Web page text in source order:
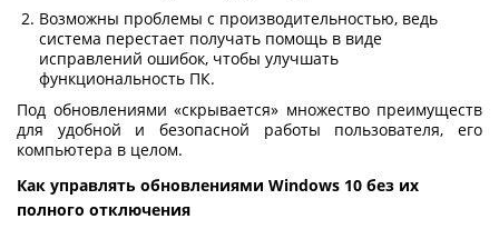
Возможны проблемы с производительностью, ведь
система перестает получать помощь в виде
исправлений ошибок, чтобы улучшать
функциональность ПК.
Под обновлениями «скрывается» множество преимуществ
для удобной и безопасной работы пользователя, его
компьютера в целом.
Как управлять обновлениями Windows 10 без их
полного отключения